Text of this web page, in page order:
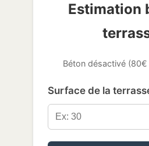
Estimation
Béton désactivé (80€
Surface de la